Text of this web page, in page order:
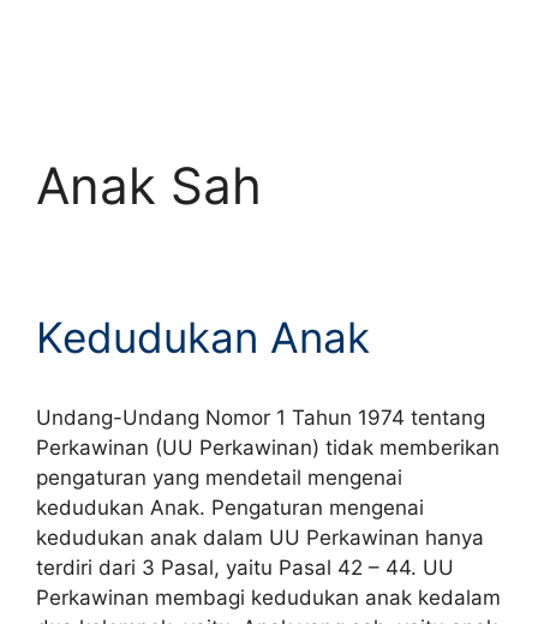
Anak Sah
Kedudukan Anak
Undang-Undang Nomor 1 Tahun 1974 tentang
Perkawinan (UU Perkawinan) tidak memberikan
pengaturan yang mendetail mengenai
kedudukan Anak. Pengaturan mengenai
kedudukan anak dalam UU Perkawinan hanya
terdiri dari 3 Pasal, yaitu Pasal 42 – 44. UU
Perkawinan membagi kedudukan anak kedalam